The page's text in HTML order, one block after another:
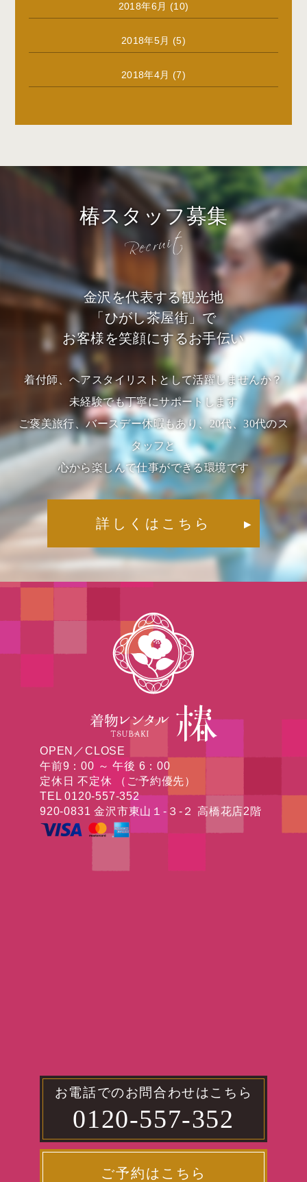
2018年6月 (10)
2018年5月 (5)
2018年4月 (7)
椿スタッフ募集
金沢を代表する観光地
「ひがし茶屋街」で
お客様を笑顔にするお手伝い
着付師、ヘアスタイリストとして活躍しませんか？
未経験でも丁寧にサポートします
ご褒美旅行、バースデー休暇もあり、20代、30代のス
タッフと
心から楽しんで仕事ができる環境です
詳しくはこちら ▶︎
OPEN／CLOSE
午前9：00 ～ 午後 6：00
定休日 不定休 （ご予約優先）
TEL 0120-557-352
920-0831 金沢市東山１-３-２ 高橋花店2階
お電話でのお問合わせはこちら
0120-557-352
ご予約はこちら